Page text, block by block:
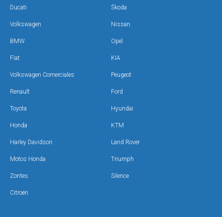
Ducati Škoda
Volkswagen Nissan
BMW Opel
Fiat KIA
Volkswagen Comerciales Peugeot
Renault Ford
Toyota Hyundai
Honda KTM
Harley Davidson Land Rover
Motos Honda Triumph
Zontes Silence
Citroën